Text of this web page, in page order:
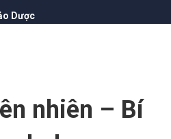
Dược
nhiên – Bí